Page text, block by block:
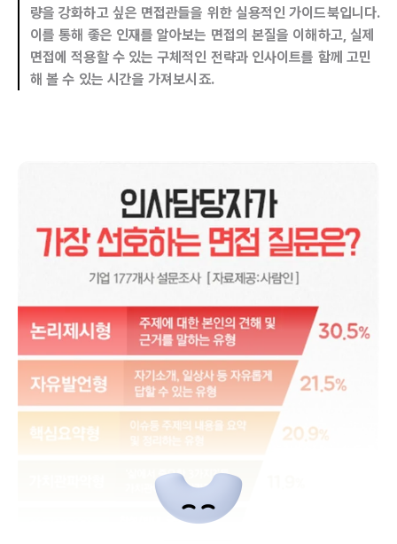
량을 강화하고 싶은 면접관들을 위한 실용적인 가이드북입니다.
이를 통해 좋은 인재를 알아보는 면접의 본질을 이해하고, 실제
면접에 적용할 수 있는 구체적인 전략과 인사이트를 함께 고민
해 볼 수 있는 시간을 가져보시죠.